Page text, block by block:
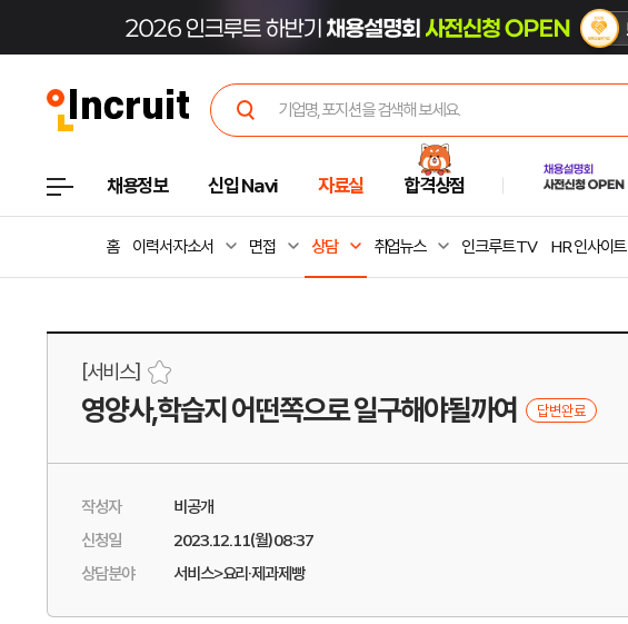
채용정보 신입 Navi 자료실 합격상점
홈 이력서·자소서 면접 상담 취업뉴스 인크루트 TV HR 인사이트
[서비스]
영양사,학습지 어떤쪽으로 일구해야될까여 답변완료
작성자
비공개
신청일
2023.12.11(월) 08:37
상담분야
서비스>요리·제과제빵